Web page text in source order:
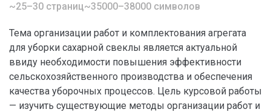
~25–30 страниц~35000–38000 символов
Тема организации работ и комплектования агрегата
для уборки сахарной свеклы является актуальной
ввиду необходимости повышения эффективности
сельскохозяйственного производства и обеспечения
качества уборочных процессов. Цель курсовой работы
— изучить существующие методы организации работ и